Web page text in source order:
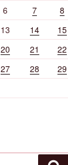
6 7
8
13 14
15
20 21
22
27 28
29